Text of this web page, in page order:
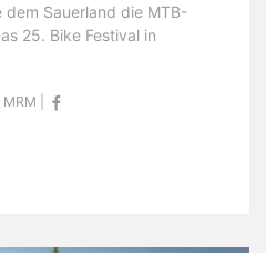
Sauerland die MTB-
25. Bike Festival in
|